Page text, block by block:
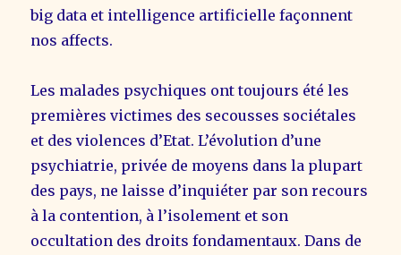
big data et intelligence artificielle façonnent
nos affects.
Les malades psychiques ont toujours été les
premières victimes des secousses sociétales
et des violences d’Etat. L’évolution d’une
psychiatrie, privée de moyens dans la plupart
des pays, ne laisse d’inquiéter par son recours
à la contention, à l’isolement et son
occultation des droits fondamentaux. Dans de